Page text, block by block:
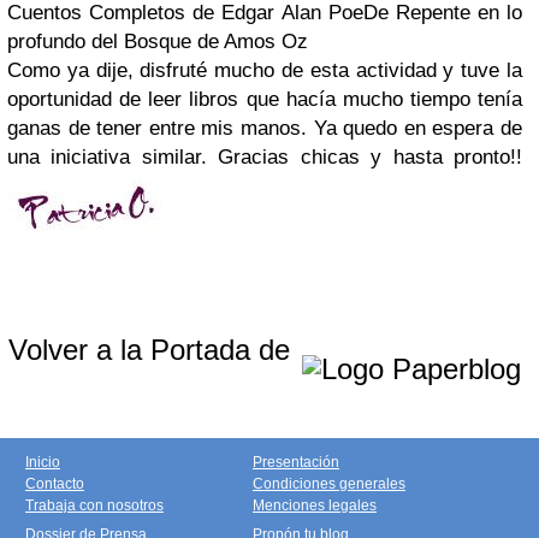
Cuentos Completos de Edgar Alan PoeDe Repente en lo
profundo del Bosque de Amos Oz
Como ya dije, disfruté mucho de esta actividad y tuve la
oportunidad de leer libros que hacía mucho tiempo tenía
ganas de tener entre mis manos. Ya quedo en espera de
una iniciativa similar. Gracias chicas y hasta pronto!!
Volver a la Portada de
Inicio
Contacto
Trabaja con nosotros
Presentación
Condiciones generales
Menciones legales
Dossier de Prensa
Propón tu blog